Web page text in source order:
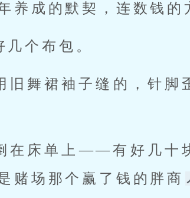
养成的默契，连数钱的
几个布包。
旧舞裙袖子缝的，针脚
在床单上——有好几十
赌场那个赢了钱的胖商